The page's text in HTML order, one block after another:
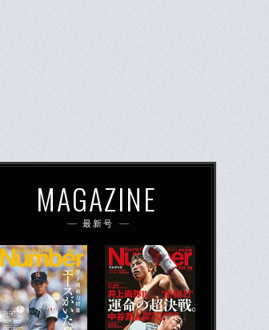
MAGAZINE
最新号